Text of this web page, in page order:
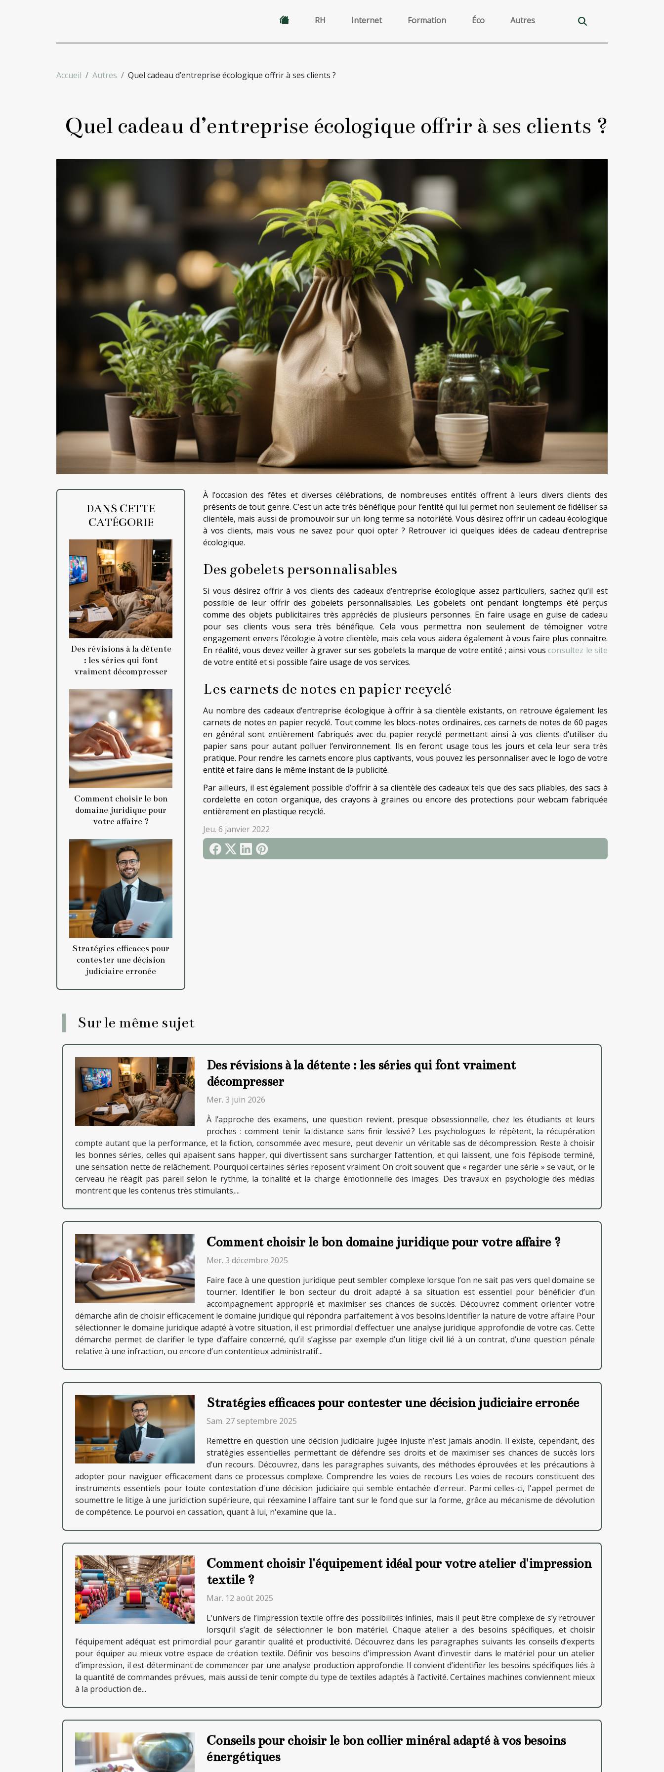
RH Internet Formation Éco Autres
Accueil Autres Quel cadeau d’entreprise écologique offrir à ses clients ?
Quel cadeau d’entreprise écologique offrir à ses clients ?
DANS CETTE
CATÉGORIE
Des révisions à la détente
: les séries qui font
vraiment décompresser
Comment choisir le bon
domaine juridique pour
votre affaire ?
Stratégies efficaces pour
contester une décision
judiciaire erronée
À l’occasion des fêtes et diverses célébrations, de nombreuses entités offrent à leurs divers clients des
présents de tout genre. C’est un acte très bénéfique pour l’entité qui lui permet non seulement de fidéliser sa
clientèle, mais aussi de promouvoir sur un long terme sa notoriété. Vous désirez offrir un cadeau écologique
à vos clients, mais vous ne savez pour quoi opter ? Retrouver ici quelques idées de cadeau d’entreprise
écologique.
Des gobelets personnalisables
Si vous désirez offrir à vos clients des cadeaux d’entreprise écologique assez particuliers, sachez qu’il est
possible de leur offrir des gobelets personnalisables. Les gobelets ont pendant longtemps été perçus
comme des objets publicitaires très appréciés de plusieurs personnes. En faire usage en guise de cadeau
pour ses clients vous sera très bénéfique. Cela vous permettra non seulement de témoigner votre
engagement envers l’écologie à votre clientèle, mais cela vous aidera également à vous faire plus connaitre.
En réalité, vous devez veiller à graver sur ses gobelets la marque de votre entité ; ainsi vous consultez le site
de votre entité et si possible faire usage de vos services.
Les carnets de notes en papier recyclé
Au nombre des cadeaux d’entreprise écologique à offrir à sa clientèle existants, on retrouve également les
carnets de notes en papier recyclé. Tout comme les blocs-notes ordinaires, ces carnets de notes de 60 pages
en général sont entièrement fabriqués avec du papier recyclé permettant ainsi à vos clients d’utiliser du
papier sans pour autant polluer l’environnement. Ils en feront usage tous les jours et cela leur sera très
pratique. Pour rendre les carnets encore plus captivants, vous pouvez les personnaliser avec le logo de votre
entité et faire dans le même instant de la publicité.
Par ailleurs, il est également possible d’offrir à sa clientèle des cadeaux tels que des sacs pliables, des sacs à
cordelette en coton organique, des crayons à graines ou encore des protections pour webcam fabriquée
entièrement en plastique recyclé.
Jeu. 6 janvier 2022
Sur le même sujet
Des révisions à la détente : les séries qui font vraiment
décompresser
Mer. 3 juin 2026
À l’approche des examens, une question revient, presque obsessionnelle, chez les étudiants et leurs
proches : comment tenir la distance sans finir lessivé ? Les psychologues le répètent, la récupération
compte autant que la performance, et la fiction, consommée avec mesure, peut devenir un véritable sas de décompression. Reste à choisir
les bonnes séries, celles qui apaisent sans happer, qui divertissent sans surcharger l’attention, et qui laissent, une fois l’épisode terminé,
une sensation nette de relâchement. Pourquoi certaines séries reposent vraiment On croit souvent que « regarder une série » se vaut, or le
cerveau ne réagit pas pareil selon le rythme, la tonalité et la charge émotionnelle des images. Des travaux en psychologie des médias
montrent que les contenus très stimulants,...
Comment choisir le bon domaine juridique pour votre affaire ?
Mer. 3 décembre 2025
Faire face à une question juridique peut sembler complexe lorsque l’on ne sait pas vers quel domaine se
tourner. Identifier le bon secteur du droit adapté à sa situation est essentiel pour bénéficier d’un
accompagnement approprié et maximiser ses chances de succès. Découvrez comment orienter votre
démarche afin de choisir efficacement le domaine juridique qui répondra parfaitement à vos besoins.Identifier la nature de votre affaire Pour
sélectionner le domaine juridique adapté à votre situation, il est primordial d’effectuer une analyse juridique approfondie de votre cas. Cette
démarche permet de clarifier le type d’affaire concerné, qu’il s’agisse par exemple d’un litige civil lié à un contrat, d’une question pénale
relative à une infraction, ou encore d’un contentieux administratif...
Stratégies efficaces pour contester une décision judiciaire erronée
Sam. 27 septembre 2025
Remettre en question une décision judiciaire jugée injuste n’est jamais anodin. Il existe, cependant, des
stratégies essentielles permettant de défendre ses droits et de maximiser ses chances de succès lors
d’un recours. Découvrez, dans les paragraphes suivants, des méthodes éprouvées et les précautions à
adopter pour naviguer efficacement dans ce processus complexe. Comprendre les voies de recours Les voies de recours constituent des
instruments essentiels pour toute contestation d'une décision judiciaire qui semble entachée d'erreur. Parmi celles-ci, l'appel permet de
soumettre le litige à une juridiction supérieure, qui réexamine l'affaire tant sur le fond que sur la forme, grâce au mécanisme de dévolution
de compétence. Le pourvoi en cassation, quant à lui, n'examine que la...
Comment choisir l'équipement idéal pour votre atelier d'impression
textile ?
Mar. 12 août 2025
L’univers de l’impression textile offre des possibilités infinies, mais il peut être complexe de s’y retrouver
lorsqu’il s’agit de sélectionner le bon matériel. Chaque atelier a des besoins spécifiques, et choisir
l’équipement adéquat est primordial pour garantir qualité et productivité. Découvrez dans les paragraphes suivants les conseils d’experts
pour équiper au mieux votre espace de création textile. Définir vos besoins d'impression Avant d’investir dans le matériel pour un atelier
d’impression, il est déterminant de commencer par une analyse production approfondie. Il convient d’identifier les besoins spécifiques liés à
la quantité de commandes prévues, mais aussi de tenir compte du type de textiles adaptés à l’activité. Certaines machines conviennent mieux
à la production de...
Conseils pour choisir le bon collier minéral adapté à vos besoins
énergétiques